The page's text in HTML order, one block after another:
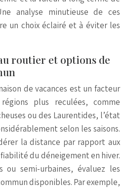
analyse minutieuse de ces
un choix éclairé et à éviter les
routier et options de
de vacances est un facteur
plus reculées, comme
ou des Laurentides, l’état
selon les saisons.
la distance par rapport aux
du déneigement en hiver.
ou semi-urbaines, évaluez les
disponibles. Par exemple,